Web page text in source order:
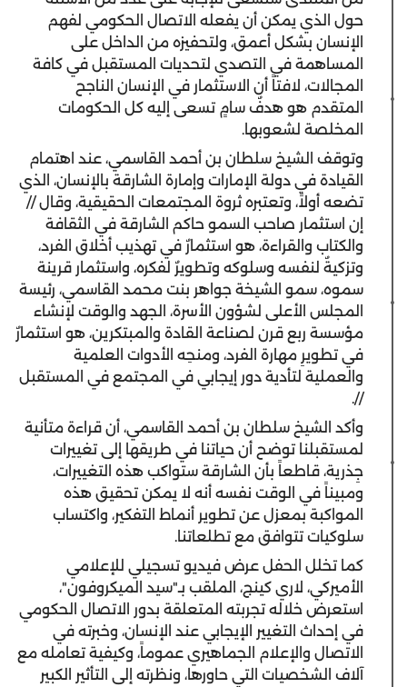
حول الذي يمكن أن يفعله الاتصال الحكومي لفهم
الإنسان بشكل أعمق، ولتحفيزه من الداخل على
المساهمة في التصدي لتحديات المستقبل في كافة
المجالات، لافتاً أن الاستثمار في الإنسان الناجح
المتقدم هو هدفٌ سامٍ تسعى إليه كل الحكومات
المخلصة لشعوبها.
وتوقف الشيخ سلطان بن أحمد القاسمي، عند اهتمام
القيادة في دولة الإمارات وإمارة الشارقة بالإنسان، الذي
تضعه أولاً، وتعتبره ثروة المجتمعات الحقيقية، وقال //
إن استثمار صاحب السمو حاكم الشارقة في الثقافة
والكتاب والقراءة، هو استثمارٌ في تهذيب أخلاق الفرد،
وتزكيةٌ لنفسه وسلوكه وتطويرٌ لفكره، واستثمار قرينة
سموه، سمو الشيخة جواهر بنت محمد القاسمي، رئيسة
المجلس الأعلى لشؤون الأسرة، الجهد والوقت لإنشاء
مؤسسة ربع قرن لصناعة القادة والمبتكرين، هو استثمارٌ
في تطويرِ مهارة الفرد، ومنحِه الأدوات العلمية
والعملية لتأدية دور إيجابي في المجتمع في المستقبل
//.
وأكد الشيخ سلطان بن أحمد القاسمي، أن قراءة متأنية
لمستقبلنا توضح أن حياتنا في طريقها إلى تغييرات
جِذرية، قاطعاً بأن الشارقة ستواكب هذه التغييرات،
ومبيناً في الوقت نفسه أنه لا يمكن تحقيق هذه
المواكبة بمعزل عن تطوير أنماط التفكير، واكتساب
سلوكيات تتوافق مع تطلعاتنا.
كما تخلل الحفل عرض فيديو تسجيلي للإعلامي
الأميركي، لاري كينج، الملقب بـ"سيد الميكروفون"،
استعرض خلاله تجربته المتعلقة بدور الاتصال الحكومي
في إحداث التغيير الإيجابي عند الإنسان، وخبرته في
الاتصال والإعلام الجماهيري عموماً، وكيفية تعامله مع
آلاف الشخصيات التي حاورها، ونظرته إلى التأثير الكبير